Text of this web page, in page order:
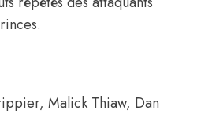
Malick Thiaw, Dan